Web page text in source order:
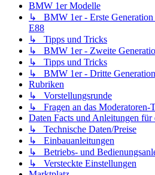
BMW 1er Modelle
↳ BMW 1er - Erste Generation
E88
↳ Tipps und Tricks
↳ BMW 1er - Zweite
↳ Tipps und Tricks
↳ BMW 1er - Dritte
Rubriken
↳ Vorstellungsrunde
↳ Fragen an das Moderatoren-
Daten Facts und Anleitungen für
↳ Technische Daten/Preise
↳ Einbauanleitungen
↳ Betriebs- und
↳ Versteckte Einstellungen